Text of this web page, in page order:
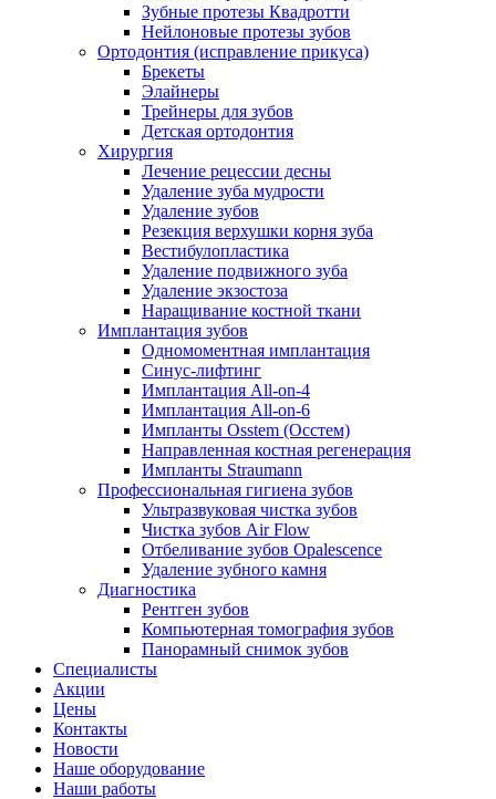
Зубные протезы Квадротти
Нейлоновые протезы зубов
Ортодонтия (исправление прикуса)
Брекеты
Элайнеры
Трейнеры для зубов
Детская ортодонтия
Хирургия
Лечение рецессии десны
Удаление зуба мудрости
Удаление зубов
Резекция верхушки корня зуба
Вестибулопластика
Удаление подвижного зуба
Удаление экзостоза
Наращивание костной ткани
Имплантация зубов
Одномоментная имплантация
Синус-лифтинг
Имплантация All-on-4
Имплантация All-on-6
Импланты Osstem (Осстем)
Направленная костная регенерация
Импланты Straumann
Профессиональная гигиена зубов
Ультразвуковая чистка зубов
Чистка зубов Air Flow
Отбеливание зубов Opalescence
Удаление зубного камня
Диагностика
Рентген зубов
Компьютерная томография зубов
Панорамный снимок зубов
Специалисты
Акции
Цены
Контакты
Новости
Наше оборудование
Наши работы